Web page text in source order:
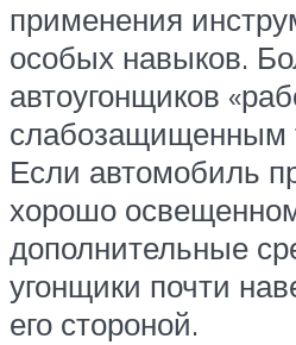
применения
особых навыков.
автоугонщиков
слабозащищенным
Если автомобиль
хорошо
дополнительные
угонщики почти
его стороной.